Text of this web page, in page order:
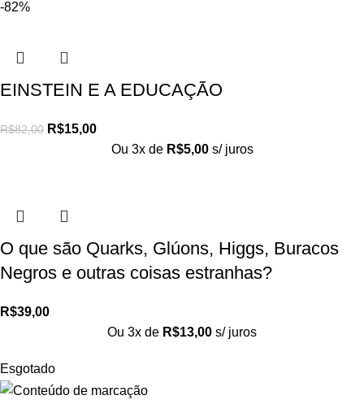
-82%
EINSTEIN E A EDUCAÇÃO
R$82,00 R$15,00
Ou 3x de R$5,00 s/ juros
O que são Quarks, Glúons, Higgs, Buracos
Negros e outras coisas estranhas?
R$39,00
Ou 3x de R$13,00 s/ juros
Esgotado